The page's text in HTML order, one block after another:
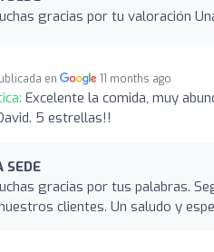
gracias por tu valoración
en 11 months ago
Excelente la comida, muy
5 estrellas!!
SEDE
gracias por tus palabras.
clientes. Un saludo y